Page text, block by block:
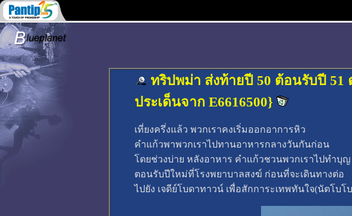
ทริปพม่า ส่งท้ายปี 50 ต้อนรับปี 51
ประเด็นจาก E6616500}
เที่ยงครึ่งแล้ว พวกเราคงเริ่มออกอาการหิว
คำแก้วพาพวกเราไปทานอาหารกลางวันกันก่อน
โดยช่วงบ่าย หลังอาหาร คำแก้วชวนพวกเราไปทำบุญ
ตอนรับปีใหม่ที่โรงพยาบาลสงฆ์ ก่อนที่จะเดินทางต่อ
ไปยัง เจดีย์โบดาทาวน์ เพื่อสักการะเทพทันใจ(นัตโบโ